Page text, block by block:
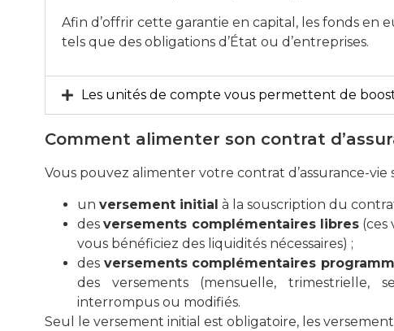
Afin d’offrir cette garantie en capital, les fonds en
tels que des obligations d’État ou d’entreprises.
Les unités de compte vous permettent de
Comment alimenter son contrat
Vous pouvez alimenter votre contrat d’assurance-vie
un versement initial à la souscription du
desversements complémentaires libres(ces
vous bénéficiez des liquidités nécessaires) ;
des versements complémentaires
des versements (mensuelle,
interrompus ou modifiés.
Seul le versement initial est obligatoire, les